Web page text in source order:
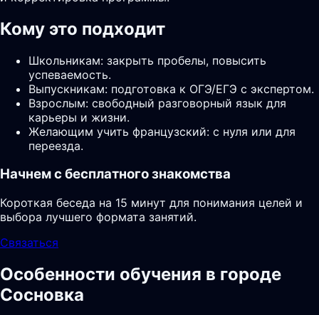
Кому это подходит
Школьникам: закрыть пробелы, повысить
успеваемость.
Выпускникам: подготовка к ОГЭ/ЕГЭ с экспертом.
Взрослым: свободный разговорный язык для
карьеры и жизни.
Желающим учить французский: с нуля или для
переезда.
Начнем с бесплатного знакомства
Короткая беседа на 15 минут для понимания целей и
выбора лучшего формата занятий.
Связаться
Особенности обучения в городе
Сосновка